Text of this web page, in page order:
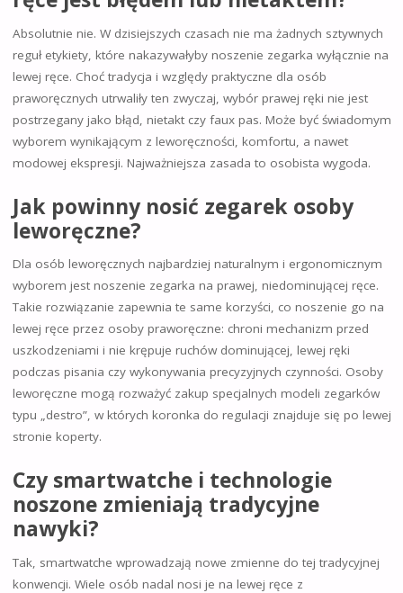
Absolutnie nie. W dzisiejszych czasach nie ma żadnych sztywnych
reguł etykiety, które nakazywałyby noszenie zegarka wyłącznie na
lewej ręce. Choć tradycja i względy praktyczne dla osób
praworęcznych utrwaliły ten zwyczaj, wybór prawej ręki nie jest
postrzegany jako błąd, nietakt czy faux pas. Może być świadomym
wyborem wynikającym z leworęczności, komfortu, a nawet
modowej ekspresji. Najważniejsza zasada to osobista wygoda.
Jak powinny nosić zegarek osoby
leworęczne?
Dla osób leworęcznych najbardziej naturalnym i ergonomicznym
wyborem jest noszenie zegarka na prawej, niedominującej ręce.
Takie rozwiązanie zapewnia te same korzyści, co noszenie go na
lewej ręce przez osoby praworęczne: chroni mechanizm przed
uszkodzeniami i nie krępuje ruchów dominującej, lewej ręki
podczas pisania czy wykonywania precyzyjnych czynności. Osoby
leworęczne mogą rozważyć zakup specjalnych modeli zegarków
typu „destro”, w których koronka do regulacji znajduje się po lewej
stronie koperty.
Czy smartwatche i technologie
noszone zmieniają tradycyjne
nawyki?
Tak, smartwatche wprowadzają nowe zmienne do tej tradycyjnej
konwencji. Wiele osób nadal nosi je na lewej ręce z